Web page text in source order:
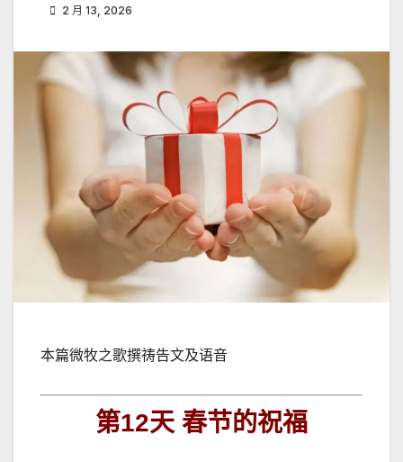
2 月 13, 2026
本篇微牧之歌撰祷告文及语音
第12天 春节的祝福